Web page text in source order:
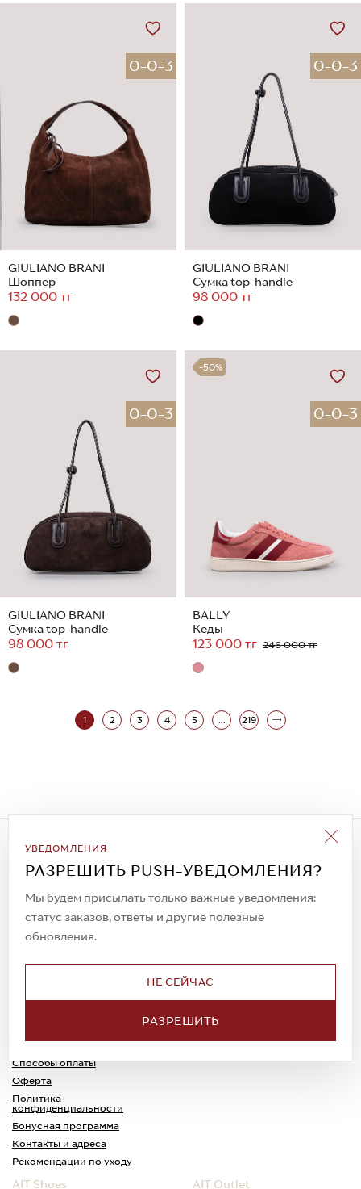
0-0-3
GIULIANO BRANI
Шоппер
132 000 тг
0-0-3
GIULIANO BRANI
Сумка top-handle
98 000 тг
0-0-3
GIULIANO BRANI
Сумка top-handle
98 000 тг
-50%
0-0-3
BALLY
Кеды
123 000 тг 246 000 тг
1 2 3 4 5 ... 219
УВЕДОМЛЕНИЯ
РАЗРЕШИТЬ PUSH-УВЕДОМЛЕНИЯ?
Мы будем присылать только важные уведомления:
статус заказов, ответы и другие полезные
обновления.
НЕ СЕЙЧАС
РАЗРЕШИТЬ
Подписаться на рассылку
Всегда будьте в курсе новых акций и
спецпредложений!
© 2023. AIT Shoes
Все права защищены
Доставка
Способы оплаты
Оферта
Политика
конфиденциальности
Обмен и возврат
Каспи-Ред
Бонусная программа
Контакты и адреса
Рекомендации по уходу
AIT Shoes AIT Outlet